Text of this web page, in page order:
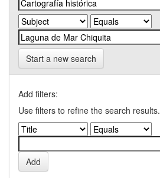
Start a new search
Add filters:
Use filters to refine the search results.